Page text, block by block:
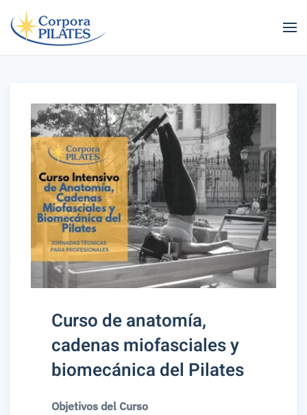
Ir al contenido principal
Curso de anatomía,
cadenas miofasciales y
biomecánica del Pilates
Objetivos del Curso